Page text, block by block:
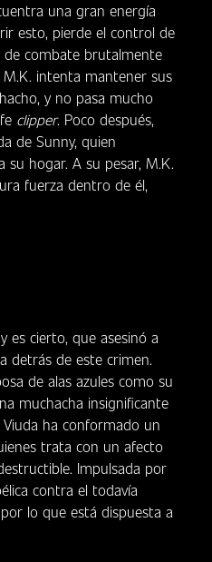
una gran energía
esto, pierde el control de
de combate brutalmente
M.K. intenta mantener sus
y no pasa mucho
clipper. Poco después,
de Sunny, quien
su hogar. A su pesar, M.K.
fuerza dentro de él,
es cierto, que asesinó a
detrás de este crimen.
de alas azules como su
muchacha insignificante
ha conformado un
trata con un afecto
Impulsada por
contra el todavía
lo que está dispuesta a